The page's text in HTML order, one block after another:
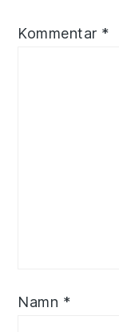
Kommentar *
Namn *